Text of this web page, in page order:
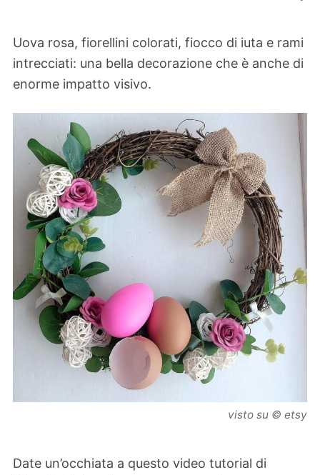
Uova rosa, fiorellini colorati, fiocco di iuta e rami
intrecciati: una bella decorazione che è anche di
enorme impatto visivo.
visto su © etsy
Date un’occhiata a questo video tutorial di